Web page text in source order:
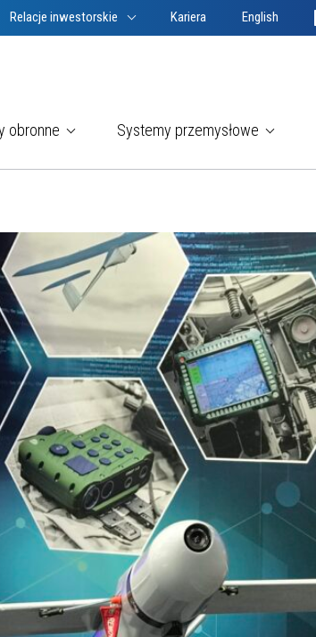
Relacje inwestorskie Kariera English
obronne Systemy przemysłowe